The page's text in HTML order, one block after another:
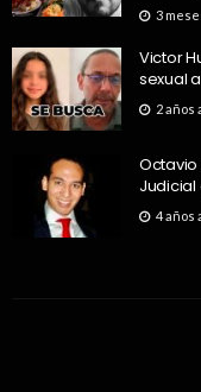
3
Victor
sexual
2 años
Octavio
4 años